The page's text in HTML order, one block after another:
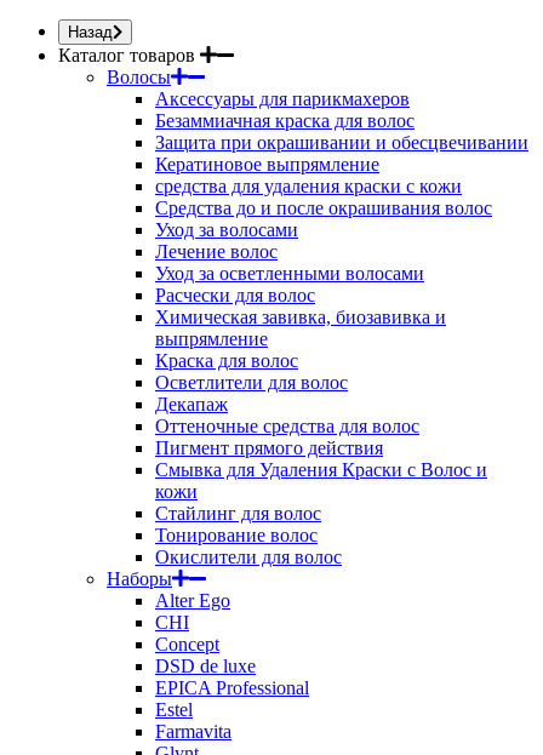
Назад
Каталог товаров
Волосы
Аксессуары для парикмахеров
Безаммиачная краска для волос
Защита при окрашивании и обесцвечивании
Кератиновое выпрямление
средства для удаления краски с кожи
Средства до и после окрашивания волос
Уход за волосами
Лечение волос
Уход за осветленными волосами
Расчески для волос
Химическая завивка, биозавивка и
выпрямление
Краска для волос
Осветлители для волос
Декапаж
Оттеночные средства для волос
Пигмент прямого действия
Смывка для Удаления Краски с Волос и
кожи
Стайлинг для волос
Тонирование волос
Окислители для волос
Наборы
Alter Ego
CHI
Concept
DSD de luxe
EPICA Professional
Estel
Farmavita